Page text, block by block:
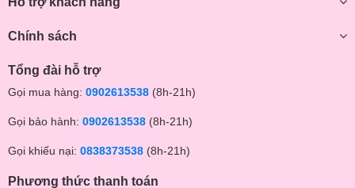
Chính sách
Tổng đài hỗ trợ
Gọi mua hàng: 0902613538 (8h-21h)
Gọi bảo hành: 0902613538 (8h-21h)
Gọi khiếu nại: 0838373538 (8h-21h)
Phương thức thanh toán